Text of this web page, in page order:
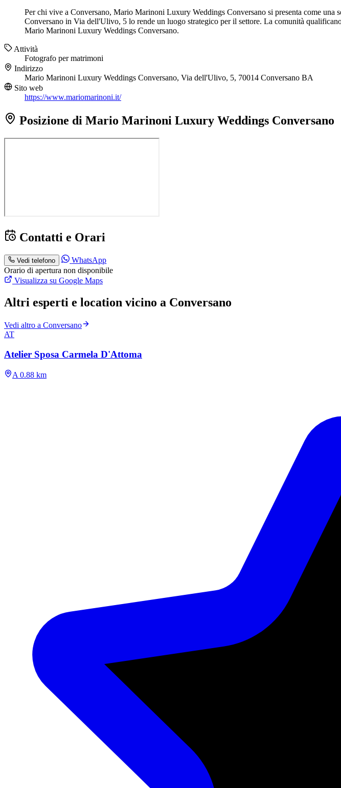
Per chi vive a Conversano, Mario Marinoni Luxury Weddings Conversano si presenta come
Conversano in Via dell'Ulivo, 5 lo rende un luogo strategico per il settore. La comunità
Mario Marinoni Luxury Weddings Conversano.
Attività
Fotografo per matrimoni
Indirizzo
Mario Marinoni Luxury Weddings Conversano, Via dell'Ulivo, 5, 70014 Conversano BA
Sito web
https://www.mariomarinoni.it/
Posizione di Mario Marinoni Luxury Weddings Conversano
Contatti e Orari
Vedi telefono
WhatsApp
Orario di apertura non disponibile
Visualizza su Google Maps
Altri esperti e location vicino a Conversano
Vedi altro a Conversano
AT
Atelier Sposa Carmela D'Attoma
A 0.88 km